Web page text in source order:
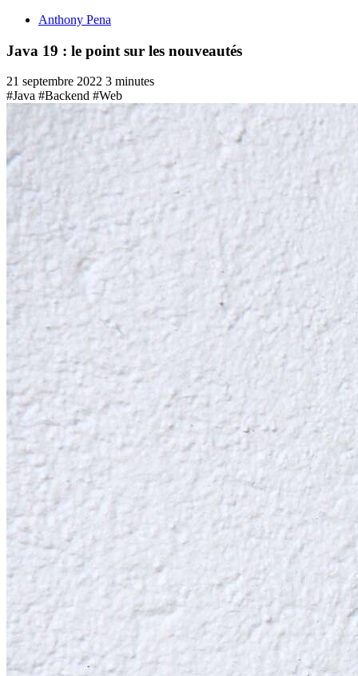
Anthony Pena
Java 19 : le point sur les nouveautés
21 septembre 2022 3 minutes
#Java #Backend #Web